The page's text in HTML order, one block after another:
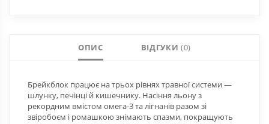
ОПИС ВІДГУКИ (0)
Брейкблок працює на трьох рівнях травної системи —
шлунку, печінці й кишечнику. Насіння льону з
рекордним вмістом омега-3 та лігнанів разом зі
звіробоєм і ромашкою знімають спазми, покращують